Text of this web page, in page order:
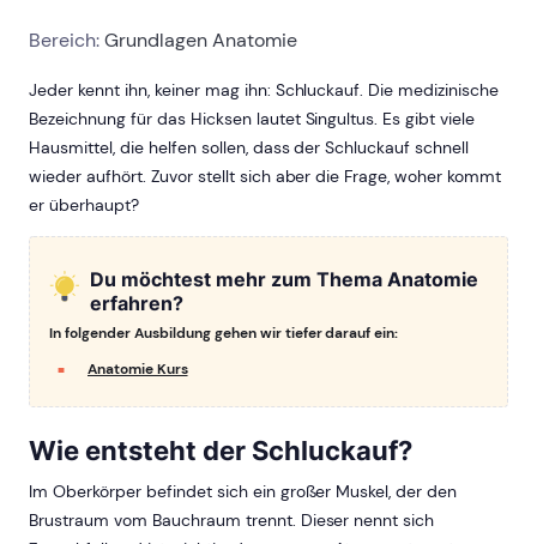
Bereich:Grundlagen Anatomie
Jeder kennt ihn, keiner mag ihn: Schluckauf. Die medizinische
Bezeichnung für das Hicksen lautet Singultus. Es gibt viele
Hausmittel, die helfen sollen, dass der Schluckauf schnell
wieder aufhört. Zuvor stellt sich aber die Frage, woher kommt
er überhaupt?
Du möchtest mehr zum Thema Anatomie
erfahren?
In folgender Ausbildung gehen wir tiefer darauf ein:
Anatomie Kurs
Wie entsteht der Schluckauf?
Im Oberkörper befindet sich ein großer Muskel, der den
Brustraum vom Bauchraum trennt. Dieser nennt sich